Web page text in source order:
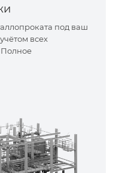
под ваш
всех
Полное